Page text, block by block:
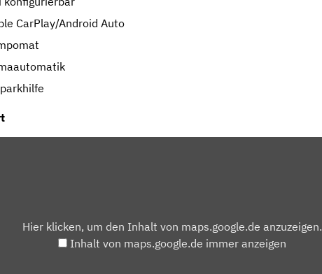
CarPlay/Android Auto
Hier klicken, um den Inhalt von maps.google.de anzuzeigen.
Inhalt von maps.google.de immer anzeigen